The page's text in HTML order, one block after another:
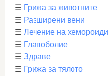
☰ Грижа за животните
☰ Разширени вени
☰ Лечение на хемороиди
☰ Главоболие
☰ Здраве
☰ Грижа за тялото